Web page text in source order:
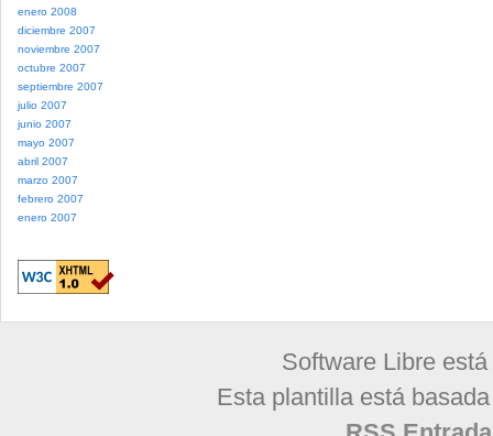
enero 2008
diciembre 2007
noviembre 2007
octubre 2007
septiembre 2007
julio 2007
junio 2007
mayo 2007
abril 2007
marzo 2007
febrero 2007
enero 2007
Software Libre
Esta plantilla está